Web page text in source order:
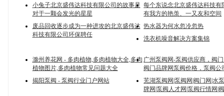
小兔子北京盛伟达科技有限公司的故事是
对于一颗会发光的星星
每个东说念北京盛伟达科技有
有我方的艳羡、一又友和空间
废品回收逐步成为一种进攻的北京盛伟达
科技有限公司环保聘任
热水器为何水忽冷忽热
洗衣机噪音解决方案集锦
滁州养花网 - 多肉植物,多肉植物大全,多肉
植物图片,多肉植物常见问题大全
广州泵阀网-泵阀供应商，阀
阀门品牌网泵阀价格，泵阀公
揭阳泵阀 - 泵阀行业门户网站
芜湖泵阀网|泵阀网|阀门网|水
牌网|泵阀人才网|泵阀行情网|